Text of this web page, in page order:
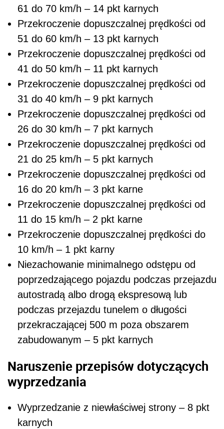
61 do 70 km/h – 14 pkt karnych
Przekroczenie dopuszczalnej prędkości od
51 do 60 km/h – 13 pkt karnych
Przekroczenie dopuszczalnej prędkości od
41 do 50 km/h – 11 pkt karnych
Przekroczenie dopuszczalnej prędkości od
31 do 40 km/h – 9 pkt karnych
Przekroczenie dopuszczalnej prędkości od
26 do 30 km/h – 7 pkt karnych
Przekroczenie dopuszczalnej prędkości od
21 do 25 km/h – 5 pkt karnych
Przekroczenie dopuszczalnej prędkości od
16 do 20 km/h – 3 pkt karne
Przekroczenie dopuszczalnej prędkości od
11 do 15 km/h – 2 pkt karne
Przekroczenie dopuszczalnej prędkości do
10 km/h – 1 pkt karny
Niezachowanie minimalnego odstępu od
poprzedzającego pojazdu podczas przejazdu
autostradą albo drogą ekspresową lub
podczas przejazdu tunelem o długości
przekraczającej 500 m poza obszarem
zabudowanym – 5 pkt karnych
Naruszenie przepisów dotyczących
wyprzedzania
Wyprzedzanie z niewłaściwej strony – 8 pkt
karnych